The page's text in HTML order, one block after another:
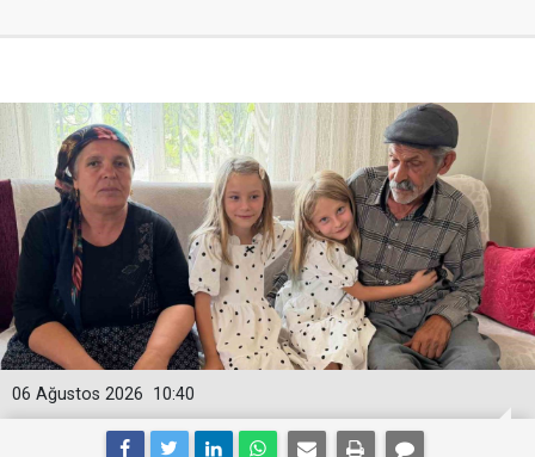
10:40
06 Ağustos 2026